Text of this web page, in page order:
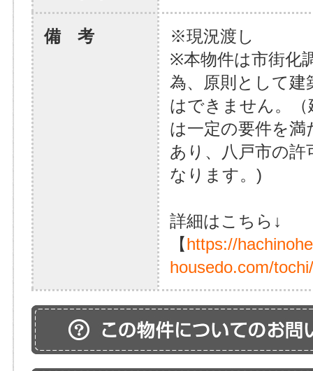
備 考
※現況渡し
※本物件は市街化
為、原則として建
はできません。（
は一定の要件を満
あり、八戸市の許
なります。)
詳細はこちら↓
【https://
housedo.com/